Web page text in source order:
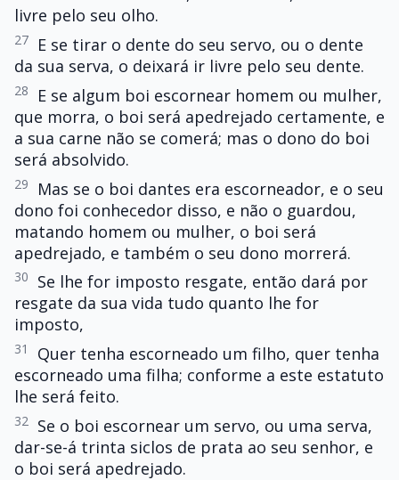
livre pelo seu olho.
27
E se tirar o dente do seu servo, ou o dente
da sua serva, o deixará ir livre pelo seu dente.
28
E se algum boi escornear homem ou mulher,
que morra, o boi será apedrejado certamente, e
a sua carne não se comerá; mas o dono do boi
será absolvido.
29
Mas se o boi dantes era escorneador, e o seu
dono foi conhecedor disso, e não o guardou,
matando homem ou mulher, o boi será
apedrejado, e também o seu dono morrerá.
30
Se lhe for imposto resgate, então dará por
resgate da sua vida tudo quanto lhe for
imposto,
31
Quer tenha escorneado um filho, quer tenha
escorneado uma filha; conforme a este estatuto
lhe será feito.
32 Se o boi escornear um servo, ou uma serva,
dar-se-á trinta siclos de prata ao seu senhor, e
o boi será apedrejado.